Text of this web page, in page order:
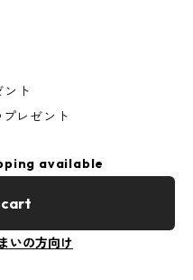
ト
レゼント
available
いの方向け